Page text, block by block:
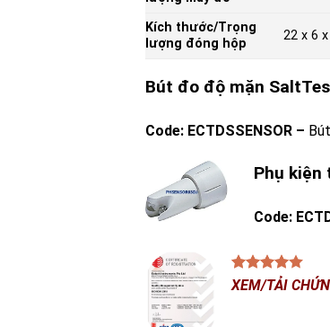
Kích thước/Trọng
lượng đóng hộp
22 x 6
Bút đo độ mặn
Code: ECTDSSENSOR –
Phụ kiện
Code:
XEM/TẢI